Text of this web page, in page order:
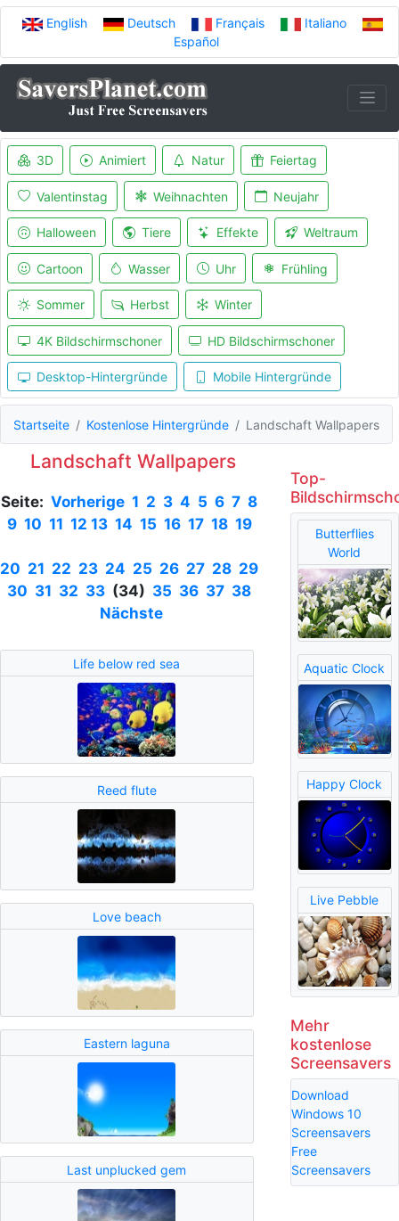
English Deutsch Français
Italiano
Español
3D Animiert Natur Feiertag
Valentinstag Weihnachten Neujahr
Halloween Tiere Effekte Weltraum
Cartoon Wasser Uhr Frühling
Sommer Herbst Winter
4K Bildschirmschoner HD Bildschirmschoner
Desktop-Hintergründe Mobile Hintergründe
Startseite Kostenlose Hintergründe Landschaft Wallpapers
Landschaft Wallpapers
Seite:Vorherige 1 2 3 4 5 6 7 8
9 10 11 12 13 14 15 16 17 18 19
20 21 22 23 24 25 26 27 28 29
30 31 32 33 (34) 35 36 37 38
Nächste
Life below red sea
Reed flute
Love beach
Eastern laguna
Last unplucked gem
Top-
Butterflies
World
Aquatic Clock
Happy Clock
Live Pebble
Mehr
kostenlose
Screensavers
Download
Windows 10
Screensavers
Free
Screensavers